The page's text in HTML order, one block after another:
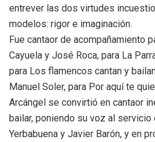
entrever las dos virtudes
modelos: rigor e imaginación.
Fue cantaor de acompañamiento
Cayuela y José Roca, para La
para Los flamencos cantan y
Manuel Soler, para Por aquí te
Arcángel se convirtió en cantaor
bailar, poniendo su voz al servicio
Yerbabuena y Javier Barón, y en